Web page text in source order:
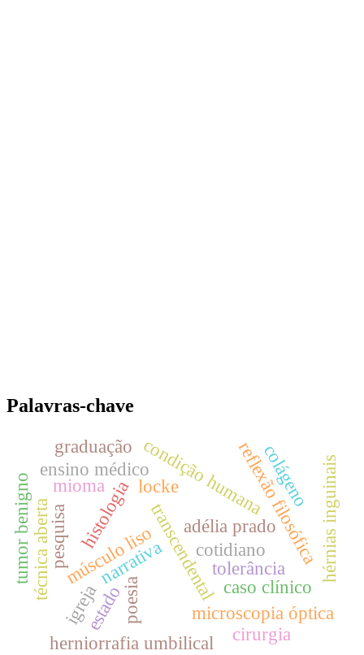
Palavras-chave
poesia
narrativa
adélia prado
reflexão filosófica
transcendentalcotidiano
condição humana
músculo liso
histologia
microscopia óptica
hérnias inguinais
pesquisa
ensino médico
graduação
herniorrafia umbilical
técnica aberta
colágeno
caso clínico
mioma
tumor benigno tolerância
locke
estado
igreja
cirurgia